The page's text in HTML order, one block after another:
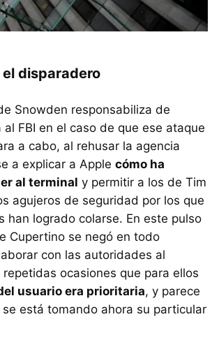
el disparadero
Snowden responsabiliza de
al FBI en el caso de que ese ataque
a cabo, al rehusar la agencia
a explicar a Apple cómo ha
al terminal y permitir a los de Tim
agujeros de seguridad por los que
han logrado colarse. En este pulso
Cupertino se negó en todo
con las autoridades al
ocasiones que para ellos
usuario era prioritaria, y parece
está tomando ahora su particular